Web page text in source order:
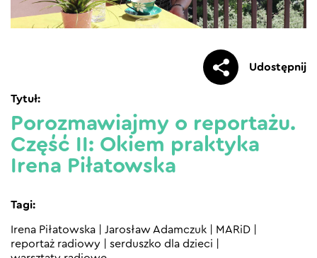
Udostępnij
Porozmawiajmy o reportażu.
Część II: Okiem praktyka
Irena Piłatowska
Tytuł:
Tagi:
Irena Piłatowska Jarosław Adamczuk MARiD
reportaż radiowy
serduszko dla dzieci